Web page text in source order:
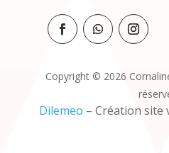
Copyright © 2026
Dilemeo – Création site